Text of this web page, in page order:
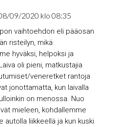
09/2020 klo 08:35
vaihtoehdon eli pääosan
risteilyn, mikä
hyväksi, helpoksi ja
oli pieni, matkustajia
veneretket rantoja
jonottamatta, kun laivalla
on menossa. Nuo
mieleen, kohdallemme
autolla liikkeellä ja kun kuski